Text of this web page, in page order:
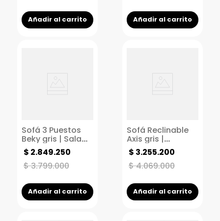
Añadir al carrito Añadir al carrito
Sofá 3 Puestos
Beky gris | Sala
moderna |
Fábricas Unidas
$3.799.000
$ 2.849.250
Añadir al carrito
Sofá Reclinable
Axis gris |
Reclinable 2
puestos | Sillón
reclinable manual
$4.069.000
$ 3.255.200
Añadir al carrito